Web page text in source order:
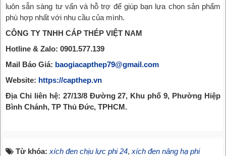
luôn sẵn sàng tư vấn và hỗ trợ để giúp bạn lựa chọn sản phẩm
phù hợp nhất với nhu cầu của mình.
CÔNG TY TNHH CÁP THÉP VIỆT NAM
Hotline & Zalo: 0901.577.139
Mail Báo Giá: baogiacapthep79@gmail.com
Website: https://capthep.vn
Địa Chỉ liên hệ: 27/13/8 Đường 27, Khu phố 9, Phường Hiệp
Bình Chánh, TP Thủ Đức, TPHCM.
Từ khóa: xích đen chịu lực phi 24, xích đen nâng hạ phi